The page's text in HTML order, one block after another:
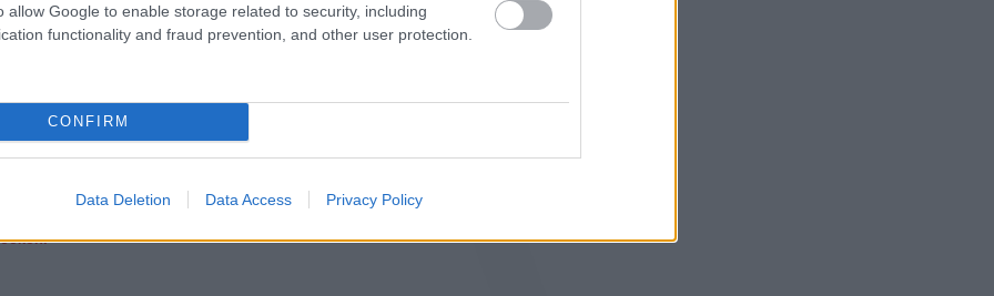
allow Google to enable storage related to security, including
functionality and fraud prevention, and other user protection.
CONFIRM
Data Deletion Data Access Privacy Policy
hőhullám, szárazság, sivatag.
dalban az ott feljegyzetelt beszélgetésekből, meghökkentő
adtuk ki, kihagyott ziccer. Lehetsz bármiben akármilyen jó,
szépen kereshetsz más munkát, elfoglaltságot. Ajánljuk a
.